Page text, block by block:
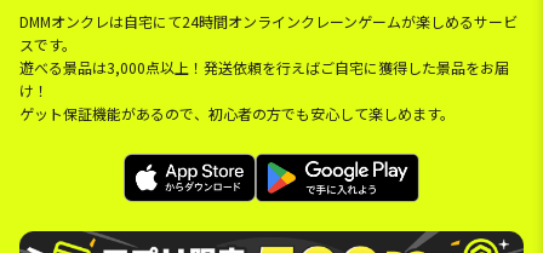
DMMオンクレは自宅にて24時間オンラインクレーンゲームが楽しめるサービ
スです。
遊べる景品は3,000点以上！発送依頼を行えばご自宅に獲得した景品をお届
け！
ゲット保証機能があるので、初心者の方でも安心して楽しめます。